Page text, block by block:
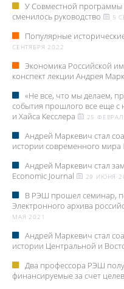
У Совместной
сменилось руководство
5
Популярные
СЕНТЯБРЯ 2022
Экономика Российской
конспект лекции Андрея
«Не все, что мы делаем,
события прошлого все еще
и Хайса Кесслера
25
Андрей Маркевич стал
истории современного мира
Андрей Маркевич стал
Economic Journal
29 ИЮНЯ
В РЭШ прошел семинар,
Электронного архива
МАЯ 2021
Андрей Маркевич стал
истории Центральной и
Два профессора РЭШ
финансируемые за счет